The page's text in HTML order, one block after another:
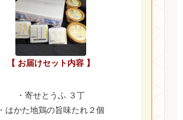
【 お届けセット内容 】
・寄せとうふ ３丁
・はかた地鶏の旨味たれ２個